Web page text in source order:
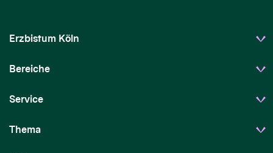
Erzbistum Köln
Bereiche
Service
Thema